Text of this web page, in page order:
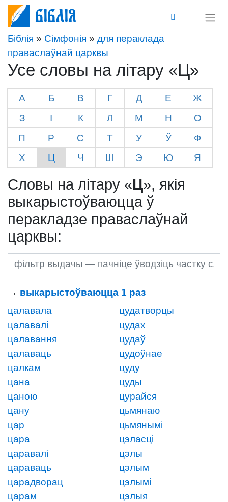
Біблія
Біблія » Сімфонія » для пераклада
праваслаўнай царквы
Усе словы на літару «Ц»
А Б В Г Д Е
Ж
З
І К Л М Н
О
П
Р С Т У Ў
Ф
Х
Ц Ч Ш Э Ю Я
Словы на літару «Ц», якія
выкарыстоўваюцца ў
перакладзе праваслаўнай
царквы:
→ выкарыстоўваюцца 1 раз
цалавала
цалавалі
цалавання
цалаваць
цалкам
цана
цаною
цану
цар
цара
царавалі
цараваць
царадворац
царам
цудатворцы
цудах
цудаў
цудоўнае
цуду
цуды
цурайся
цьмянаю
цьмянымі
цэласці
цэлы
цэлым
цэлымі
цэлыя